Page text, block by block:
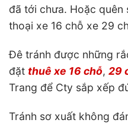
đã tới chưa. Hoặc quên
thoại xe 16 chỗ xe 29
Đê tránh được những
đặt thuê xe 16 chỗ, 29
Trang để Cty sắp xếp
Tránh sơ xuất không